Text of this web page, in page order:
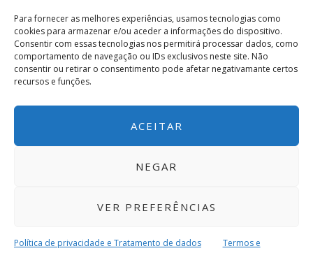
Para fornecer as melhores experiências, usamos tecnologias como
cookies para armazenar e/ou aceder a informações do dispositivo.
Consentir com essas tecnologias nos permitirá processar dados, como
comportamento de navegação ou IDs exclusivos neste site. Não
consentir ou retirar o consentimento pode afetar negativamante certos
recursos e funções.
ACEITAR
NEGAR
VER PREFERÊNCIAS
Política de privacidade e Tratamento de dados
Termos e